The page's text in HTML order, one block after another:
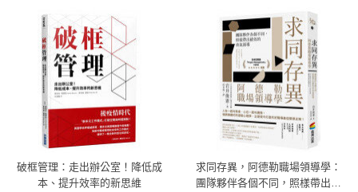
破框管理：走出辦公室！降低成
本、提升效率的新思維
求同存異，阿德勒職場領導學：
團隊夥伴各個不同，照樣帶出績